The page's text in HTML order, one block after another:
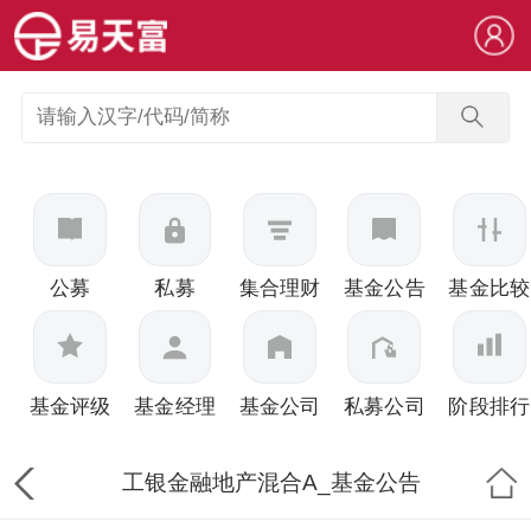
公募 私募 集合理财 基金公告 基金比较
基金评级 基金经理 基金公司 私募公司 阶段排行
工银金融地产混合A_基金公告